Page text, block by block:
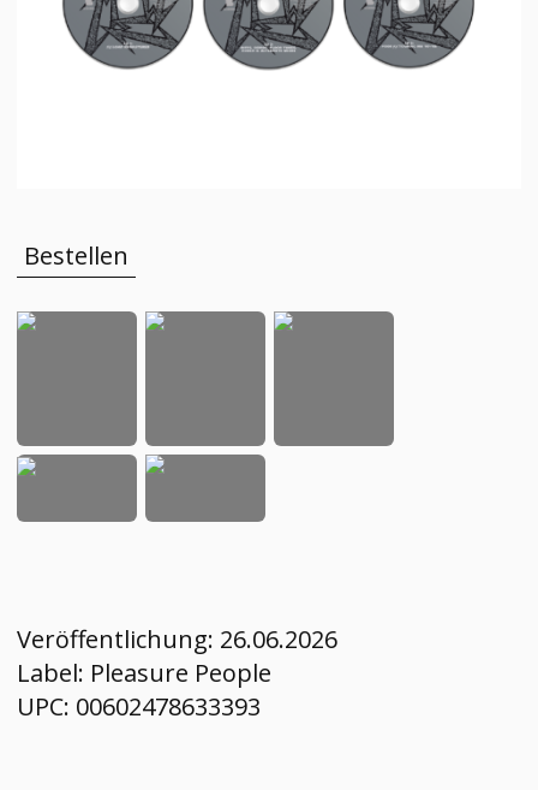
Bestellen
Veröffentlichung: 26.06.2026
Label: Pleasure People
UPC: 00602478633393